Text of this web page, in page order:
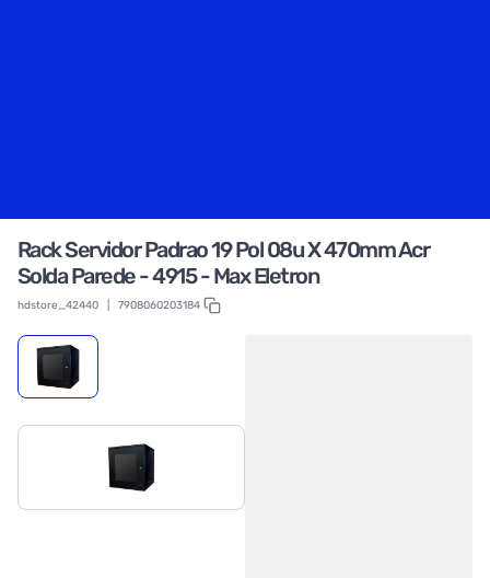
Rack Servidor Padrao 19 Pol 08u X 470mm Acr
Solda Parede - 4915 - Max Eletron
hdstore_42440 7908060203184